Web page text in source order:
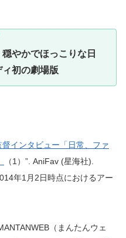
やかでほっこりな日
初の劇場版
督インタビュー「日常、ファ
（1）”. AniFav (星海社).
年1月2日時点におけるアー
（まんたんウェ